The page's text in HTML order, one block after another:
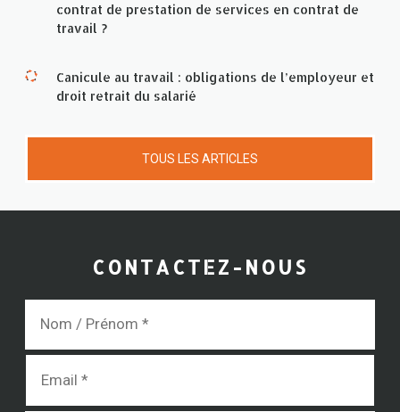
contrat de prestation de services en contrat de
travail ?
Canicule au travail : obligations de l’employeur et
droit retrait du salarié
TOUS LES ARTICLES
CONTACTEZ-NOUS